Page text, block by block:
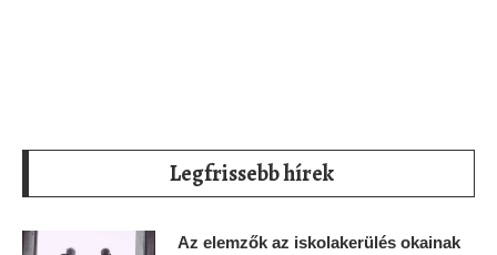
Legfrissebb hírek
Az elemzők az iskolakerülés okainak